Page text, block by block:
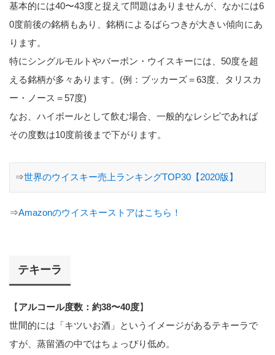
基本的には40〜43度と捉えて問題はありませんが、なかには6
0度前後の銘柄もあり、銘柄によるばらつきが大きい傾向にあ
ります。
特にシングルモルトやバーボン・ウイスキーには、50度を超
える銘柄が多々あります。(例：ブッカーズ＝63度、タリスカ
ー・ノース＝57度)
なお、ハイボールとして飲む場合、一般的なレシピであれば
その度数は10度前後まで下がります。
⇒世界のウイスキー売上ランキングTOP30【2020版】
⇒Amazonのウイスキーストアはこちら！
テキーラ
【アルコール度数：約38〜40度】
世間的には「キツいお酒」というイメージがあるテキーラで
すが、蒸留酒の中ではちょっぴり低め。